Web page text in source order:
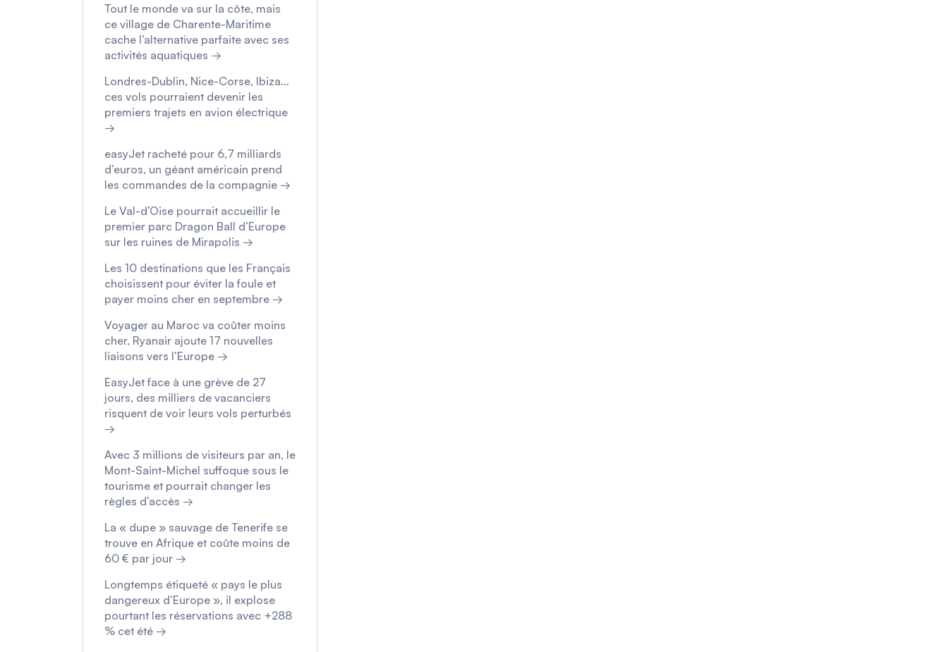
Tout le monde va sur la côte, mais
ce village de Charente-Maritime
cache l’alternative parfaite avec ses
activités aquatiques →
Londres-Dublin, Nice-Corse, Ibiza…
ces vols pourraient devenir les
premiers trajets en avion électrique
→
easyJet racheté pour 6,7 milliards
d’euros, un géant américain prend
les commandes de la compagnie →
Le Val-d’Oise pourrait accueillir le
premier parc Dragon Ball d’Europe
sur les ruines de Mirapolis →
Les 10 destinations que les Français
choisissent pour éviter la foule et
payer moins cher en septembre →
Voyager au Maroc va coûter moins
cher, Ryanair ajoute 17 nouvelles
liaisons vers l’Europe →
EasyJet face à une grève de 27
jours, des milliers de vacanciers
risquent de voir leurs vols perturbés
→
Avec 3 millions de visiteurs par an, le
Mont-Saint-Michel suffoque sous le
tourisme et pourrait changer les
règles d’accès →
La « dupe » sauvage de Tenerife se
trouve en Afrique et coûte moins de
60 € par jour →
Longtemps étiqueté « pays le plus
dangereux d’Europe », il explose
pourtant les réservations avec +288
% cet été →